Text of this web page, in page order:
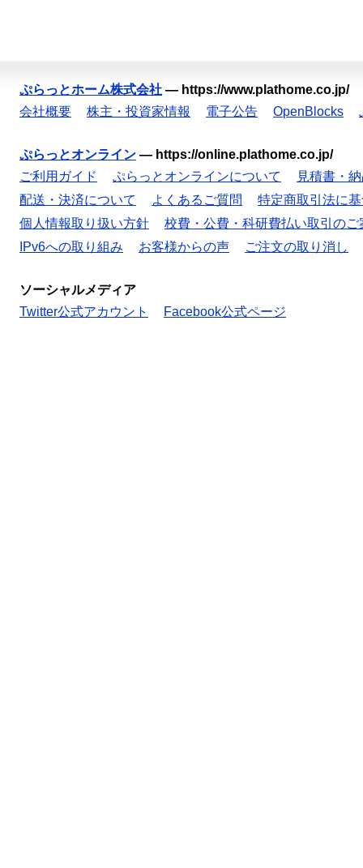
ぷらっとホーム株式会社 — https://www.plathome.co.jp/
会社概要
株主・投資家情報 電子公告 OpenBlocks
ぷらっとオンライン — https://online.plathome.co.jp/
ご利用ガイド
ぷらっとオンラインについて
見積書・
配送・決済について
よくあるご質問
特定商取引法に
個人情報取り扱い方針
校費・公費・科研費払い取引のご
IPv6への取り組み
お客様からの声 ご注文の取り消し
ソーシャルメディア
Twitter公式アカウント
Facebook公式ページ